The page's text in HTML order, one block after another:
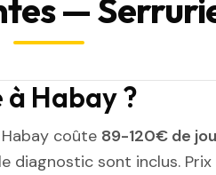
—
Habay ?
coûte 89-120€ de
diagnostic sont inclus.